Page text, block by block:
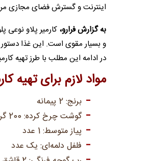
اینترنت و گسترش فضای مجازی
به گزارش فرارو،کارمیر پلاو
و بسیار مقوی است. این غذا
در ادامه این مطلب با طرز تهیه
مواد لازم برای تهیه
برنج: 2 پیمانه
گوشت چرخ کرده: 200 گرم
پیاز متوسط: 1 عدد
فلفل دلمه‌ای: یک عدد